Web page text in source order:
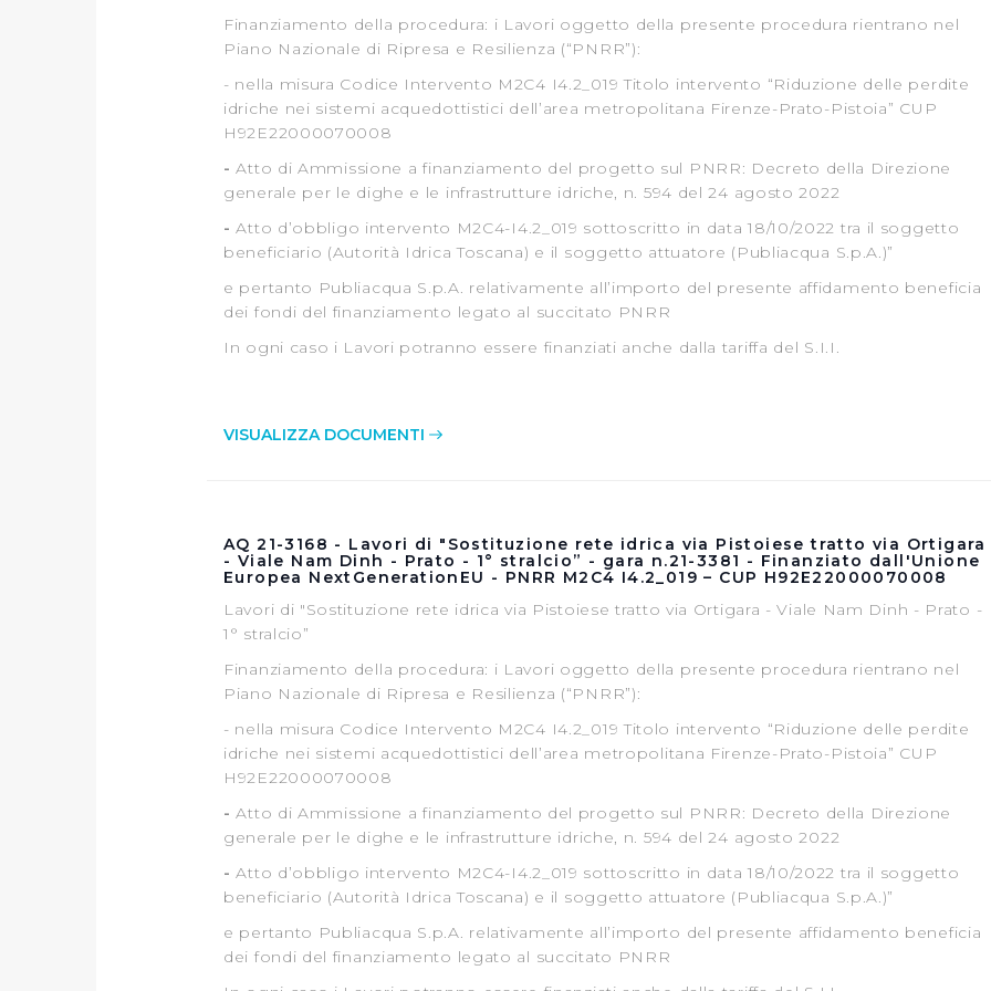
Cliccando su "Accetta tutti", l'Utente accetta di memorizzare tutti i cookie sul dispositivo
Cliccando su "Personalizza" l’Utente può gestire direttamente le proprie preferenze
desiderati e le terze parti destinatarie della condivisione di informazioni sopra indicata.
Cliccando su "Rifiuta" o sulla "X" posizionata in alto a destra in questo banner l’Utente
eccezione dei cookie tecnici. La chiusura del presente banner comporta il permanere
dunque la continuazione della navigazione in assenza di cookie o altri sistemi di
Finanziamento della procedura: i Lavori oggetto della presente procedura rientrano nel
Piano Nazionale di Ripresa e Resilienza (“PNRR”):
- nella misura Codice Intervento M2C4 I4.2_019 Titolo intervento “Riduzione delle perdite
idriche nei sistemi acquedottistici dell’area metropolitana Firenze-Prato-Pistoia” CUP
H92E22000070008
-Atto di Ammissione a finanziamento del progetto sul PNRR: Decreto della Direzione
generale per le dighe e le infrastrutture idriche, n. 594 del 24 agosto 2022
-Atto d’obbligo intervento M2C4-I4.2_019 sottoscritto in data 18/10/2022 tra il soggetto
beneficiario (Autorità Idrica Toscana) e il soggetto attuatore (Publiacqua S.p.A.)”
e pertanto Publiacqua S.p.A. relativamente all’importo del presente affidamento beneficia
dei fondi del finanziamento legato al succitato PNRR
In ogni caso i Lavori potranno essere finanziati anche dalla tariffa del S.I.I.
VISUALIZZA DOCUMENTI
AQ 21-3168 - Lavori di "Sostituzione rete idrica via Pistoiese tratto via Ortigara
- Viale Nam Dinh - Prato - 1° stralcio” - gara n.21-3381 - Finanziato dall'Unione
Europea NextGenerationEU - PNRR M2C4 I4.2_019 – CUP H92E22000070008
Lavori di "Sostituzione rete idrica via Pistoiese tratto via Ortigara - Viale Nam Dinh - Prato -
1° stralcio”
Finanziamento della procedura: i Lavori oggetto della presente procedura rientrano nel
Piano Nazionale di Ripresa e Resilienza (“PNRR”):
- nella misura Codice Intervento M2C4 I4.2_019 Titolo intervento “Riduzione delle perdite
idriche nei sistemi acquedottistici dell’area metropolitana Firenze-Prato-Pistoia” CUP
H92E22000070008
-Atto di Ammissione a finanziamento del progetto sul PNRR: Decreto della Direzione
generale per le dighe e le infrastrutture idriche, n. 594 del 24 agosto 2022
-Atto d’obbligo intervento M2C4-I4.2_019 sottoscritto in data 18/10/2022 tra il soggetto
beneficiario (Autorità Idrica Toscana) e il soggetto attuatore (Publiacqua S.p.A.)”
e pertanto Publiacqua S.p.A. relativamente all’importo del presente affidamento beneficia
dei fondi del finanziamento legato al succitato PNRR